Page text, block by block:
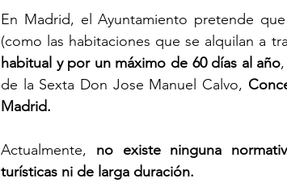
En Madrid, el Ayuntamiento pretende que
(como las habitaciones que se alquilan a
habitual y por un máximo de 60 días al año
de la Sexta Don Jose Manuel Calvo,
Madrid.
Actualmente, no existe ninguna
turísticas ni de larga duración.